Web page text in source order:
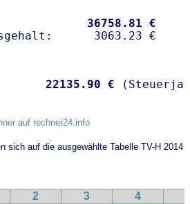
36758.81 €
22135.90 €
auf rechner24.info
sich auf die ausgewählte Tabelle TV-H 2014
2 3 4